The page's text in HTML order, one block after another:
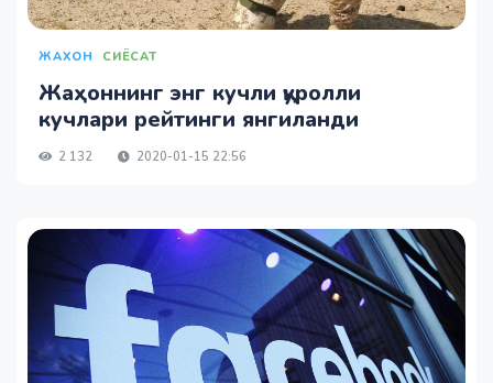
ЖАХОН СИЁСАТ
Жаҳоннинг энг кучли қуролли
кучлари рейтинги янгиланди
2 132 2020-01-15 22:56